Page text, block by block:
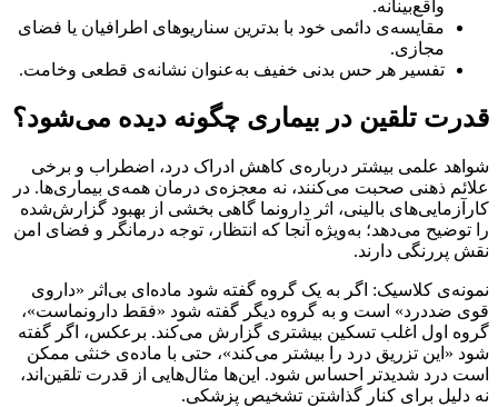
واقع‌بینانه.
مقایسه‌ی دائمی خود با بدترین سناریوهای اطرافیان یا فضای
مجازی.
تفسیر هر حس بدنی خفیف به‌عنوان نشانه‌ی قطعی وخامت.
قدرت تلقین در بیماری چگونه دیده می‌شود؟
شواهد علمی بیشتر درباره‌ی کاهش ادراک درد، اضطراب و برخی
علائم ذهنی صحبت می‌کنند، نه معجزه‌ی درمان همه‌ی بیماری‌ها. در
کارآزمایی‌های بالینی، اثر دارونما گاهی بخشی از بهبود گزارش‌شده
را توضیح می‌دهد؛ به‌ویژه آنجا که انتظار، توجه درمانگر و فضای امن
نقش پررنگی دارند.
نمونه‌ی کلاسیک: اگر به یک گروه گفته شود ماده‌ای بی‌اثر «داروی
قوی ضددرد» است و به گروه دیگر گفته شود «فقط دارونماست»،
گروه اول اغلب تسکین بیشتری گزارش می‌کند. برعکس، اگر گفته
شود «این تزریق درد را بیشتر می‌کند»، حتی با ماده‌ی خنثی ممکن
است درد شدیدتر احساس شود. این‌ها مثال‌هایی از قدرت تلقین‌اند،
نه دلیل برای کنار گذاشتن تشخیص پزشکی.